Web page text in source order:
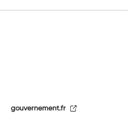
gouvernement.fr